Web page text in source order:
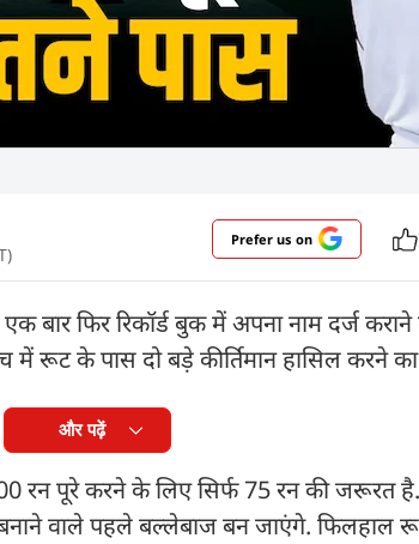
Prefer us on
बार फिर रिकॉर्ड बुक में अपना नाम दर्ज
के पास दो बड़े कीर्तिमान हासिल करने का
और पढ़ें
रन पूरे करने के लिए सिर्फ 75 रन की
वाले पहले बल्लेबाज बन जाएंगे.